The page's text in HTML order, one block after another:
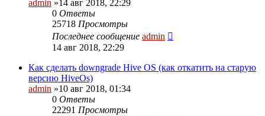
admin »14 авг 2018, 22:29
0 Ответы
25718 Просмотры
Последнее сообщение admin
14 авг 2018, 22:29
Как сделать downgrade Hive OS (как откатить на старую
версию HiveOs)
admin »10 авг 2018, 01:34
0 Ответы
22291 Просмотры